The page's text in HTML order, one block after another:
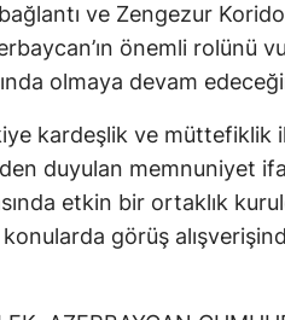
ve Zengezur
önemli rolünü
olmaya devam
kardeşlik ve müttefiklik
duyulan memnuniyet
etkin bir ortaklık
görüş